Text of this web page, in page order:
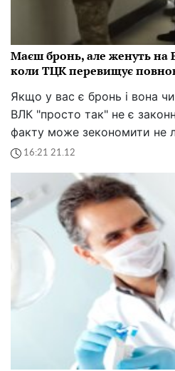
Маєш бронь, але женуть на
коли ТЦК перевищує
Якщо у вас є бронь і вона
ВЛК "просто так" не є
факту може зекономити не
16:21 21.12